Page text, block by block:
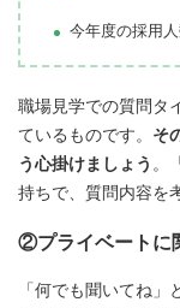
今年度の採用
職場見学での質問タ
ているものです。 そ
う心掛けましょう 。
持ちで、質問内容を
②プライベートに
「何でも聞いてね